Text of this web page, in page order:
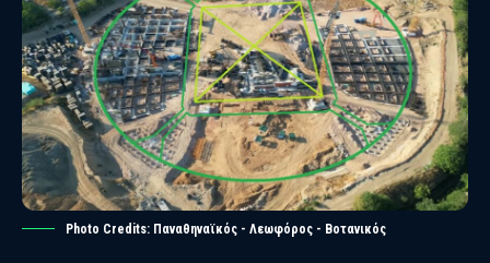
Photo Credits: Παναθηναϊκός - Λεωφόρος - Βοτανικός